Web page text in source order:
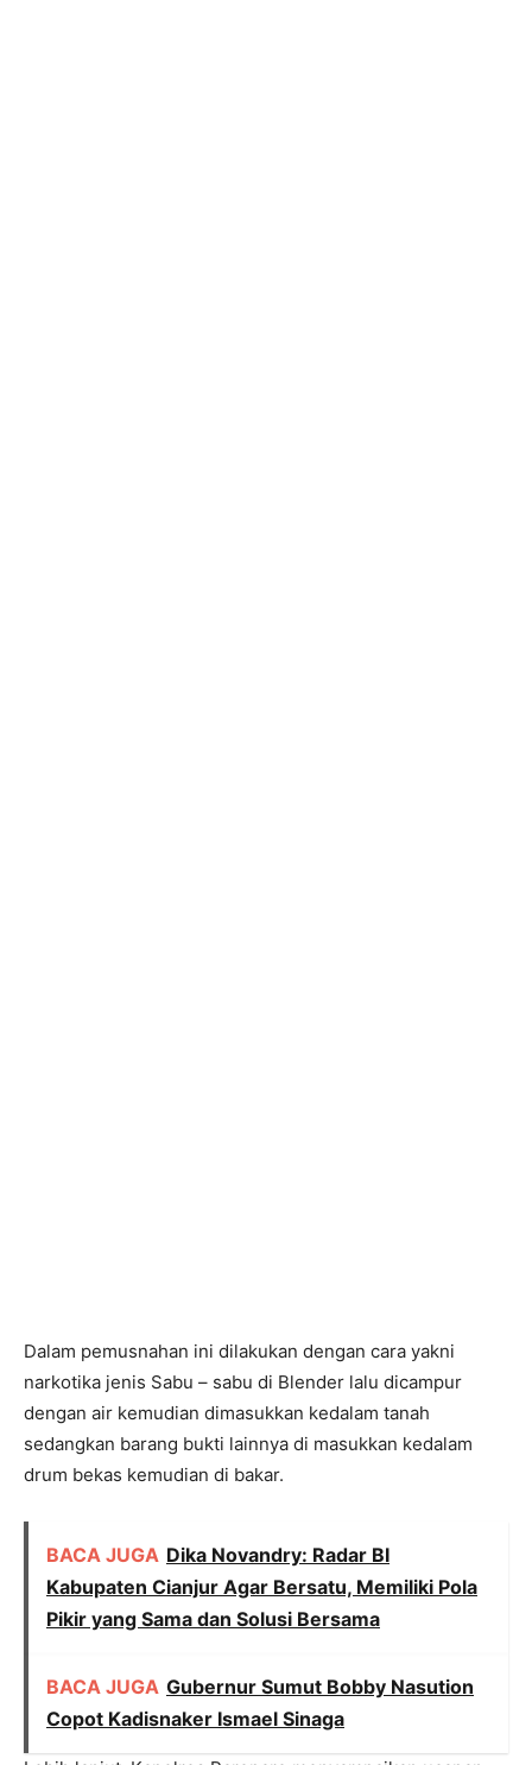
Dalam pemusnahan ini dilakukan dengan cara yakni
narkotika jenis Sabu – sabu di Blender lalu dicampur
dengan air kemudian dimasukkan kedalam tanah
sedangkan barang bukti lainnya di masukkan kedalam
drum bekas kemudian di bakar.
BACA JUGA Dika Novandry: Radar BI
Kabupaten Cianjur Agar Bersatu, Memiliki Pola
Pikir yang Sama dan Solusi Bersama
BACA JUGA Gubernur Sumut Bobby Nasution
Copot Kadisnaker Ismael Sinaga